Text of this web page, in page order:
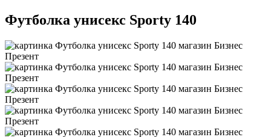
Футболка унисекс Sporty 140